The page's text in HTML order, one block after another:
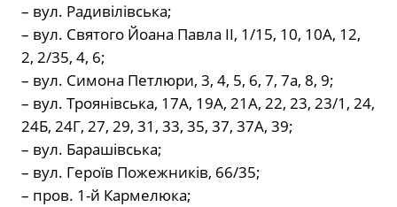
– вул. Радивілівська;
– вул. Святого Йоана Павла ІІ, 1/15, 10, 10А, 12,
2, 2/35, 4, 6;
– вул. Симона Петлюри, 3, 4, 5, 6, 7, 7а, 8, 9;
– вул. Троянівська, 17А, 19А, 21А, 22, 23, 23/1, 24,
24Б, 24Г, 27, 29, 31, 33, 35, 37, 37А, 39;
– вул. Барашівська;
– вул. Героїв Пожежників, 66/35;
– пров. 1-й Кармелюка;